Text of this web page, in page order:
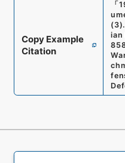
Copy Example
Citation
「
(3).
ian